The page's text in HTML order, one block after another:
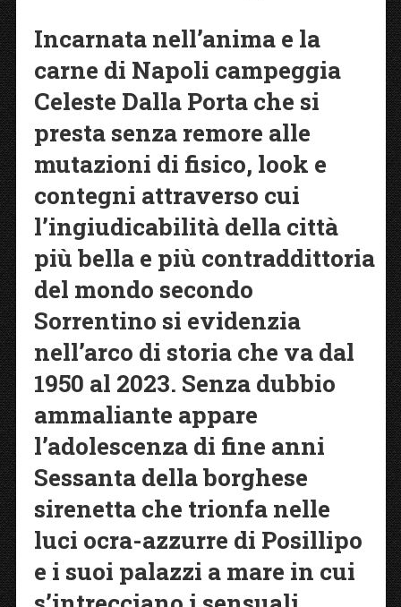
Incarnata nell’anima e la
carne di Napoli campeggia
Celeste Dalla Porta che si
presta senza remore alle
mutazioni di fisico, look e
contegni attraverso cui
l’ingiudicabilità della città
più bella e più contraddittoria
del mondo secondo
Sorrentino si evidenzia
nell’arco di storia che va dal
1950 al 2023. Senza dubbio
ammaliante appare
l’adolescenza di fine anni
Sessanta della borghese
sirenetta che trionfa nelle
luci ocra-azzurre di Posillipo
e i suoi palazzi a mare in cui